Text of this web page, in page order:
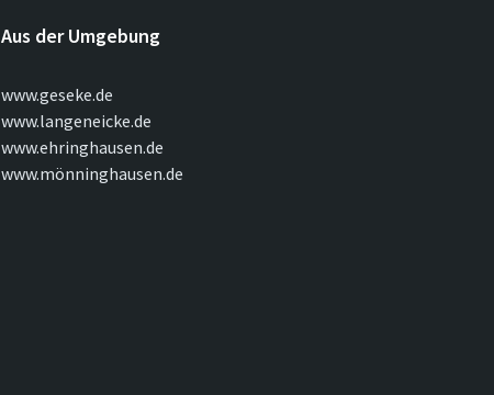
Aus der Umgebung
www.geseke.de
www.langeneicke.de
www.ehringhausen.de
www.mönninghausen.de